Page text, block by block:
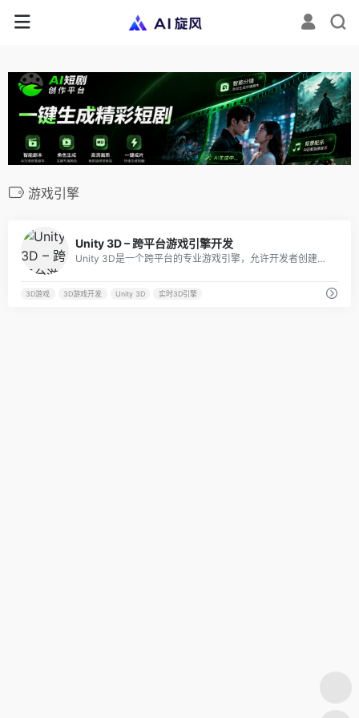
游戏引擎
Unity 3D – 跨平台游戏引擎开发
Unity 3D是一个跨平台的专业游戏引擎，允许开发者创建高质量的3D游戏、建筑可视化、实时三维动画等互动内容。
3D游戏 3D游戏开发 Unity 3D 实时3D引擎